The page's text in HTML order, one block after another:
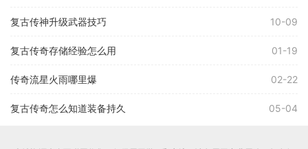
复古传神升级武器技巧 10-09
复古传奇存储经验怎么用 01-19
传奇流星火雨哪里爆 02-22
复古传奇怎么知道装备持久 05-04